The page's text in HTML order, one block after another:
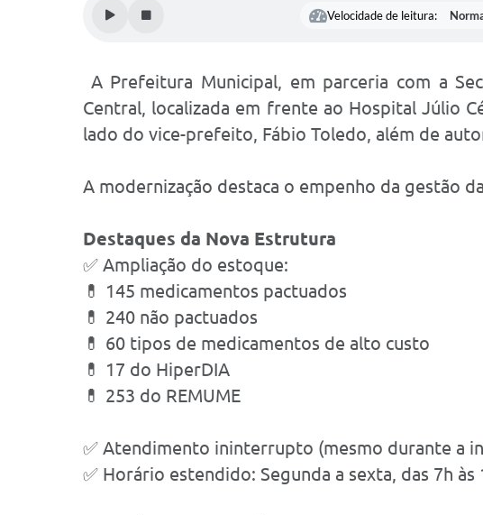
Velocidade de leitura:
A Prefeitura Municipal, em parceria com a
Central, localizada em frente ao Hospital Júlio
lado do vice-prefeito, Fábio Toledo, além de
A modernização destaca o empenho da gestão
Destaques da Nova Estrutura
✅ Ampliação do estoque:
💊 145 medicamentos pactuados
💊 240 não pactuados
💊 60 tipos de medicamentos de alto custo
💊 17 do HiperDIA
💊 253 do REMUME
✅ Atendimento ininterrupto (mesmo durante a
✅ Horário estendido: Segunda a sexta, das 7h às